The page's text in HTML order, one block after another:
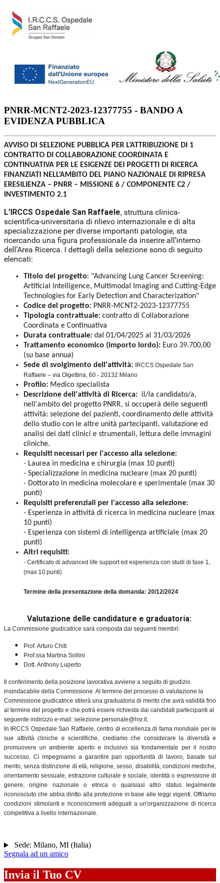
PNRR-MCNT2-2023-12377755 - BANDO A
EVIDENZA PUBBLICA
AVVISO DI SELEZIONE PUBBLICA PER L’ATTRIBUZIONE DI 1
CONTRATTO DI COLLABORAZIONE COORDINATA E
CONTINUATIVA PER LE ESIGENZE DEI PROGETTI DI RICERCA
FINANZIATI NELL’AMBITO DEL PIANO NAZIONALE DI RIPRESA
ERESILIENZA – PNRR – MISSIONE 6 / COMPONENTE C2 /
INVESTIMENTO 2.1
L'IRCCS Ospedale San Raffaele, struttura clinica-
scientifica-universitaria di rilievo internazionale e di alta
specializzazione per diverse importanti patologie, sta
ricercando una figura professionale da inserire all’interno
dell’Area Ricerca. I dettagli della selezione sono di seguito
elencati:
Titolo del progetto: "Advancing Lung Cancer Screening:
Artificial Intelligence, Multimodal Imaging and Cutting-Edge
Technologies for Early Detection and Characterization"
Codice del progetto: PNRR-MCNT2-2023-12377755
Tipologia contrattuale: contratto di Collaborazione
Coordinata e Continuativa
Durata contrattuale: dal 01/04/2025 al 31/03/2026
Trattamento economico (importo lordo): Euro 39.700,00
(su base annua)
Sede di svolgimento dell'attività:
IRCCS Ospedale San
Raffaele – via Olgettina, 60 - 20132 Milano
Profilo: Medico specialista
Descrizione dell'attività di Ricerca: il/la candidato/a,
nell'ambito del progetto PNRR, si occuperà delle seguenti
attività: selezione dei pazienti, coordinamento delle attività
dello studio con le altre unità partecipanti, valutazione ed
analisi dei dati clinici e strumentali, lettura delle immagini
cliniche.
Requisiti necessari per l'accesso alla selezione:
- Laurea in medicina e chirurgia (max 10 punti)
- Specializzazione in medicina nucleare (max 20 punti)
- Dottorato in medicina molecolare e sperimentale (max 30
punti)
Requisiti preferenziali per l'accesso alla selezione:
- Esperienza in attività di ricerca in medicina nucleare (max
10 punti)
- Esperienza con sistemi di intelligenza artificiale (max 20
punti)
Altri requisiti:
- Certificato di advanced life support ed esperienza con studi di fase 1,
(max 10 punti)
Termine della presentazione della domanda: 20/12/2024
Valutazione delle candidature e graduatoria:
La Commissione giudicatrice sarà composta dai seguenti membri:
Prof. Arturo Chiti
Prof.ssa Martina Sollini
Dott. Anthony Luperto
Il conferimento della posizione lavorativa avviene a seguito di giudizio
insindacabile della Commissione. Al termine del processo di valutazione la
Commissione giudicatrice stilerà una graduatoria di merito che avrà validità fino
al termine del progetto e che potrà essere richiesta dai candidati partecipanti al
seguente indirizzo e-mail: selezione.personale@hsr.it.
In IRCCS Ospedale San Raffaele, centro di eccellenza di fama mondiale per le
sue attività cliniche e scientifiche, crediamo che considerare la diversità e
promuovere un ambiente aperto e inclusivo sia fondamentale per il nostro
successo. Ci impegniamo a garantire pari opportunità di lavoro, basate sul
merito, senza distinzione di età, religione, sesso, disabilità, condizioni mediche,
orientamento sessuale, estrazione culturale e sociale, identità o espressione di
genere, origine nazionale o etnica o qualsiasi altro status legalmente
riconosciuto che abbia diritto alla protezione in base alle leggi vigenti. Offriamo
condizioni stimolanti e riconoscimenti adeguati a un'organizzazione di ricerca
competitiva a livello internazionale.
Sede: Milano, MI(Italia)
Segnala ad un amico
Invia il Tuo CV